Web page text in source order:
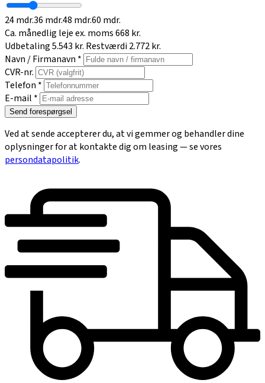
24 mdr.36 mdr.48 mdr.60 mdr.
Ca. månedlig leje ex. moms668 kr.
Udbetaling5.543 kr. Restværdi2.772 kr.
Navn / Firmanavn *
CVR-nr.
Telefon *
E-mail *
Send forespørgsel
Ved at sende accepterer du, at vi gemmer og behandler dine
oplysninger for at kontakte dig om leasing — se vores
persondatapolitik.